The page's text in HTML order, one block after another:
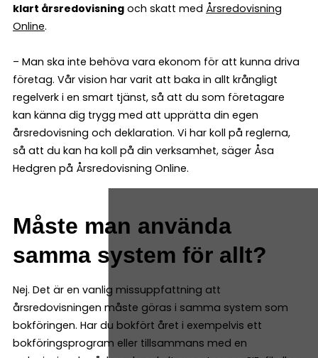
klart årsredovisning och skatt med Årsredovisning
Online.
– Man ska inte behöva vara ekonom för att kunna driva
företag. Vår vision har varit att baka in allt krångligt
regelverk i en smart tjänst, så att du som företagare
kan känna dig trygg med att upprätta din egen
årsredovisning och deklaration. Vi har koll på reglerna,
så att du kan ha koll på din verksamhet, säger Åsa
Hedgren på Årsredovisning Online.
Måste man använda
samma system för allt?
Nej. Det är en vanlig missuppfattning att
årsredovisningen måste göras i samma system som
bokföringen. Har du bokfört året i exempelvis ett
bokföringsprogram eller tillsammans med en